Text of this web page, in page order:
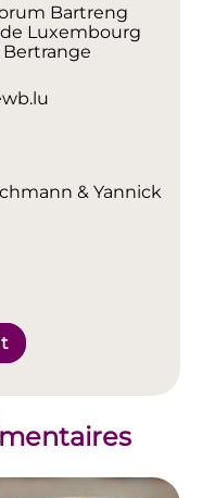
Bartreng
de Luxembourg
Bertrange
& Yannick